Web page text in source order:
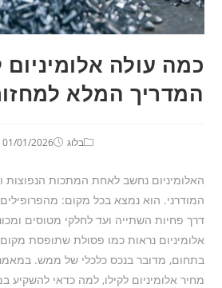
כמה עולה אלומיניום
המדריך המלא
01/01/2026 בלוג
האלומיניום נחשב לאחת המתכות הנפוצות
המודרני. הוא נמצא בכל מקום:
דרך פחיות השתייה ועד לחלקי מטוסים
אלומיניום נראות כמו פסולת שתופסת
בתחום, מדובר בנכס כלכלי של ממש.
מחיר אלומיניום לקילו, למה כדאי להשקיע